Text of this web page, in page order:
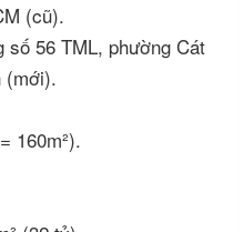
(cũ).
số 56 TML, phường Cát
(mới).
160m²).